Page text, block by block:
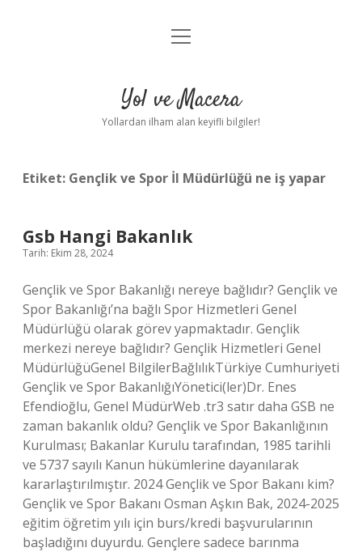
Anasayfa
Yasal Uyarı
menüyü
Yol ve Macera
Yollardan ilham alan keyifli bilgiler!
Etiket: Gençlik ve Spor İl Müdürlüğü ne iş yapar
Gsb Hangi Bakanlık
Tarih: Ekim 28, 2024
Gençlik ve Spor Bakanlığı nereye bağlıdır? Gençlik ve
Spor Bakanlığı’na bağlı Spor Hizmetleri Genel
Müdürlüğü olarak görev yapmaktadır. Gençlik
merkezi nereye bağlıdır? Gençlik Hizmetleri Genel
MüdürlüğüGenel BilgilerBağlılıkTürkiye Cumhuriyeti
Gençlik ve Spor BakanlığıYönetici(ler)Dr. Enes
Efendioğlu, Genel MüdürWeb .tr3 satır daha GSB ne
zaman bakanlık oldu? Gençlik ve Spor Bakanlığının
Kurulması; Bakanlar Kurulu tarafından, 1985 tarihli
ve 5737 sayılı Kanun hükümlerine dayanılarak
kararlaştırılmıştır. 2024 Gençlik ve Spor Bakanı kim?
Gençlik ve Spor Bakanı Osman Aşkın Bak, 2024-2025
eğitim öğretim yılı için burs/kredi başvurularının
başladığını duyurdu. Gençlere sadece barınma